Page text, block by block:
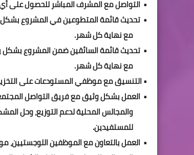
• التواصل مع المشرف المباشر للحصول على
• تحديث قائمة المتطوعين في المشروع
مع نهاية كل شهر.
• تحديث قائمة السائقين ضمن المشروع بشكل
مع نهاية كل شهر.
• التنسيق مع موظفي المستودعات على التخزين
• العمل بشكل وثيق مع فريق التواصل
والمجالس المحلية لدعم التوزيع، وحل
للمستفيدين.
• العمل بالتعاون مع الموظفين اللوجستيين،